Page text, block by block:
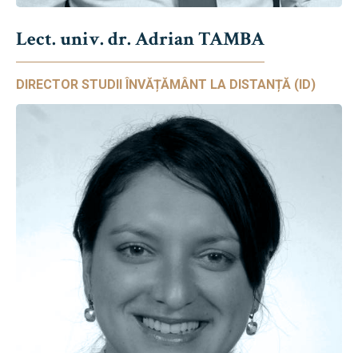
Lect. univ. dr. Adrian TAMBA
DIRECTOR STUDII ÎNVĂȚĂMÂNT LA DISTANȚĂ (ID)